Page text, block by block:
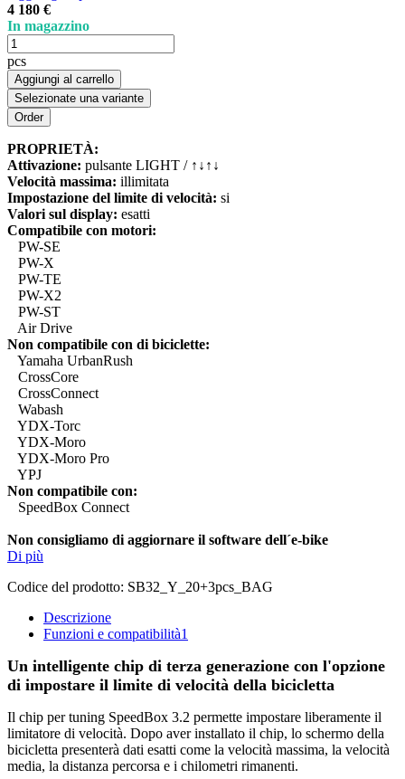
4 180 €
In magazzino
pcs
Aggiungi al carrello
Selezionate una variante
PROPRIETÀ:
Attivazione: pulsante LIGHT / ↑↓↑↓
Velocità massima: illimitata
Impostazione del limite di velocità: si
Valori sul display: esatti
Compatibile con motori:
PW-SE
PW-X
PW-TE
PW-X2
PW-ST
Air Drive
Non compatibile con di biciclette:
Yamaha UrbanRush
CrossCore
CrossConnect
Wabash
YDX-Torc
YDX-Moro
YDX-Moro Pro
YPJ
Non compatibile con:
SpeedBox Connect
Non consigliamo di aggiornare il software dell´e-bike
Di più
Codice del prodotto: SB32_Y_20+3pcs_BAG
Descrizione
Funzioni e compatibilità1
Un intelligente chip di terza generazione con l'opzione
di impostare il limite di velocità della bicicletta
Il chip per tuning SpeedBox 3.2 permette impostare liberamente il
limitatore di velocità. Dopo aver installato il chip, lo schermo della
bicicletta presenterà dati esatti come la velocità massima, la velocità
media, la distanza percorsa e i chilometri rimanenti.